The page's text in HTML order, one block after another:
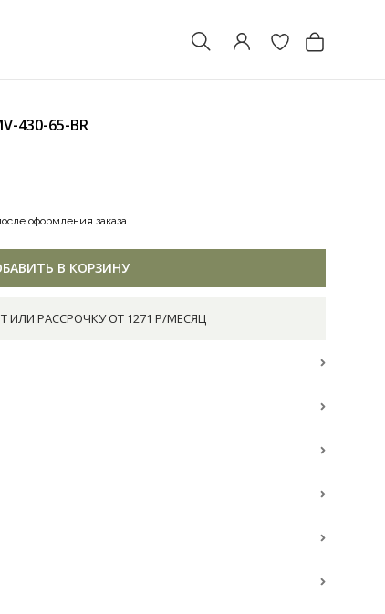
430-65-BR
оформления заказа
В КОРЗИНУ
ИЛИ РАССРОЧКУ ОТ 1271 Р/МЕСЯЦ